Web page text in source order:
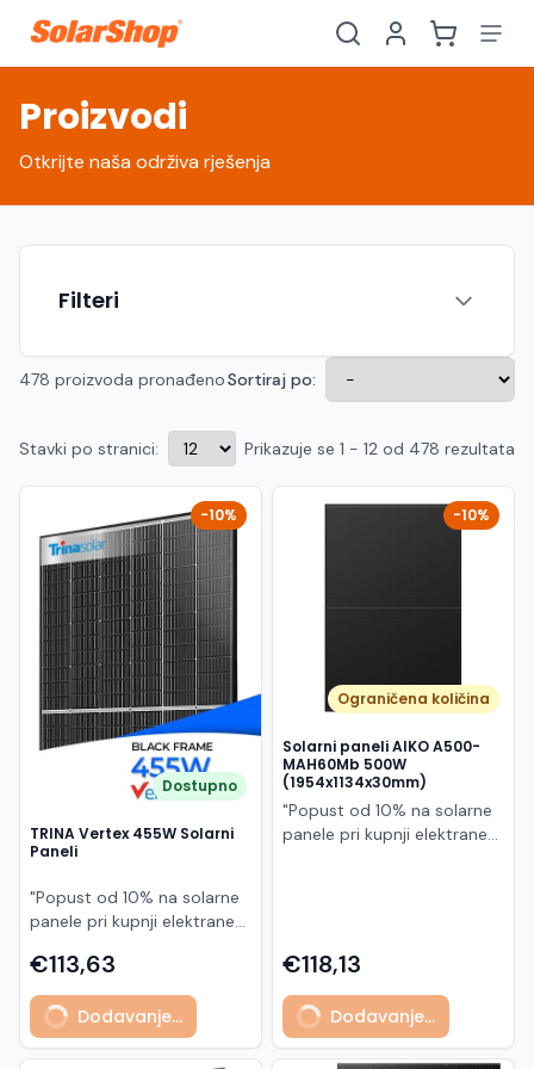
Hrvatski EN
Crnogorski
MK Македонски
Proizvodi
Otkrijte naša održiva rješenja
Filteri
478 proizvoda pronađenoSortiraj po:
Stavki po stranici: Prikazuje se 1 - 12 od 478 rezultata
-10%
Dostupno
TRINA Vertex 455W Solarni
Paneli
"Popust od 10% na solarne
panele pri kupnji elektrane
Model TSM-455NEG9R.28
predstavlja napredni
glass/glass N-type solarni
modul s visokom
učinkovitošću, dugim
€113,63
Dodavanje...
-10%
Ograničena količina
Solarni paneli AIKO A500-
MAH60Mb 500W
(1954x1134x30mm)
"Popust od 10% na solarne
panele pri kupnji elektrane
500 W iz Neostar 2S serije,
baziran na naprednoj N-
type ABC (All Back Contact)
tehnologiji. Ovaj panel je
namijenjen za moderne
€118,13
Dodavanje...